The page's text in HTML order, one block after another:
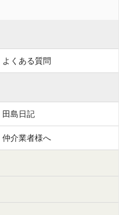
よくある質問
田島日記
仲介業者様へ